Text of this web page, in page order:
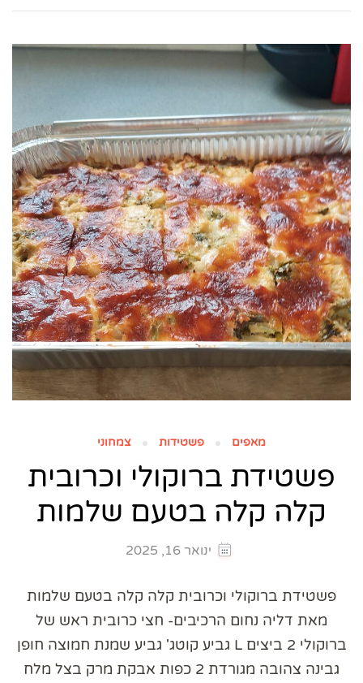
מאפים פשטידות צמחוני
פשטידת ברוקולי וכרובית
קלה קלה בטעם שלמות
ינואר 16, 2025
פשטידת ברוקולי וכרובית קלה קלה בטעם שלמות
מאת דליה נחום הרכיבים- חצי כרובית ראש של
ברוקולי 2 ביצים L גביע קוטג' גביע שמנת חמוצה חופן
גבינה צהובה מגורדת 2 כפות אבקת מרק בצל מלח